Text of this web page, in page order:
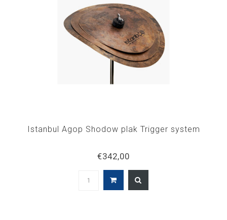
Istanbul Agop Shodow plak Trigger system
€342,00